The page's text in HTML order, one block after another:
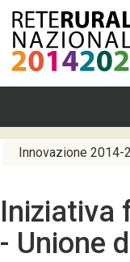
Innovazione 2014-
Iniziativa
- Unione